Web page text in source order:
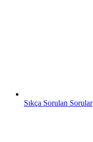
Sıkça Sorulan Sorular